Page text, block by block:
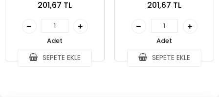
201,67 TL
Adet
SEPETE EKLE
201,67 TL
Adet
SEPETE EKLE